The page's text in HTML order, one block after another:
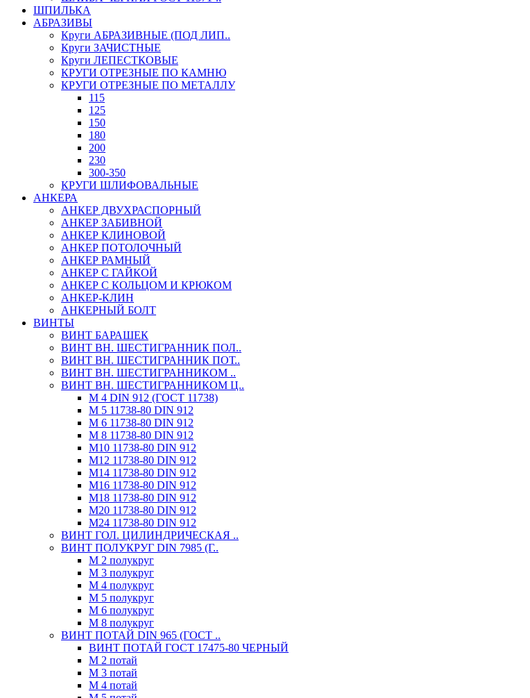
ШПИЛЬКА
АБРАЗИВЫ
Круги АБРАЗИВНЫЕ (ПОД ЛИП..
Круги ЗАЧИСТНЫЕ
Круги ЛЕПЕСТКОВЫЕ
КРУГИ ОТРЕЗНЫЕ ПО КАМНЮ
КРУГИ ОТРЕЗНЫЕ ПО МЕТАЛЛУ
115
125
150
180
200
230
300-350
КРУГИ ШЛИФОВАЛЬНЫЕ
АНКЕРА
АНКЕР ДВУХРАСПОРНЫЙ
АНКЕР ЗАБИВНОЙ
АНКЕР КЛИНОВОЙ
АНКЕР ПОТОЛОЧНЫЙ
АНКЕР РАМНЫЙ
АНКЕР С ГАЙКОЙ
АНКЕР С КОЛЬЦОМ И КРЮКОМ
АНКЕР-КЛИН
АНКЕРНЫЙ БОЛТ
ВИНТЫ
ВИНТ БАРАШЕК
ВИНТ ВН. ШЕСТИГРАННИК ПОЛ..
ВИНТ ВН. ШЕСТИГРАННИК ПОТ..
ВИНТ ВН. ШЕСТИГРАННИКОМ ..
ВИНТ ВН. ШЕСТИГРАННИКОМ Ц..
М 4 DIN 912 (ГОСТ 11738)
М 5 11738-80 DIN 912
М 6 11738-80 DIN 912
М 8 11738-80 DIN 912
М10 11738-80 DIN 912
М12 11738-80 DIN 912
М14 11738-80 DIN 912
М16 11738-80 DIN 912
М18 11738-80 DIN 912
М20 11738-80 DIN 912
М24 11738-80 DIN 912
ВИНТ ГОЛ. ЦИЛИНДРИЧЕСКАЯ ..
ВИНТ ПОЛУКРУГ DIN 7985 (Г..
М 2 полукруг
М 3 полукруг
М 4 полукруг
М 5 полукруг
М 6 полукруг
М 8 полукруг
ВИНТ ПОТАЙ DIN 965 (ГОСТ ..
ВИНТ ПОТАЙ ГОСТ 17475-80 ЧЕРНЫЙ
М 2 потай
М 3 потай
М 4 потай